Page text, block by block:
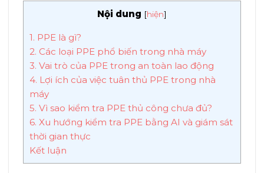
Nội dung [hiện]
1. PPE là gì?
2. Các loại PPE phổ biến trong nhà máy
3. Vai trò của PPE trong an toàn lao động
4. Lợi ích của việc tuân thủ PPE trong nhà
máy
5. Vì sao kiểm tra PPE thủ công chưa đủ?
6. Xu hướng kiểm tra PPE bằng AI và giám sát
thời gian thực
Kết luận